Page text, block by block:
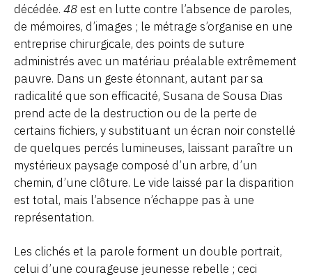
décédée. 48 est en lutte contre l’absence de paroles,
de mémoires, d’images ; le métrage s’organise en une
entreprise chirurgicale, des points de suture
administrés avec un matériau préalable extrêmement
pauvre. Dans un geste étonnant, autant par sa
radicalité que son efficacité, Susana de Sousa Dias
prend acte de la destruction ou de la perte de
certains fichiers, y substituant un écran noir constellé
de quelques percés lumineuses, laissant paraître un
mystérieux paysage composé d’un arbre, d’un
chemin, d’une clôture. Le vide laissé par la disparition
est total, mais l’absence n’échappe pas à une
représentation.
Les clichés et la parole forment un double portrait,
celui d’une courageuse jeunesse rebelle ; ceci